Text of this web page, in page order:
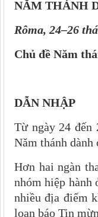
NĂM THÁNH
Rôma, 24–26
Chủ đề Năm
DẪN NHẬP
Từ ngày 24 đến
Năm thánh dành
Hơn hai ngàn
nhóm hiệp hành
nhiều địa điểm
loan báo Tin